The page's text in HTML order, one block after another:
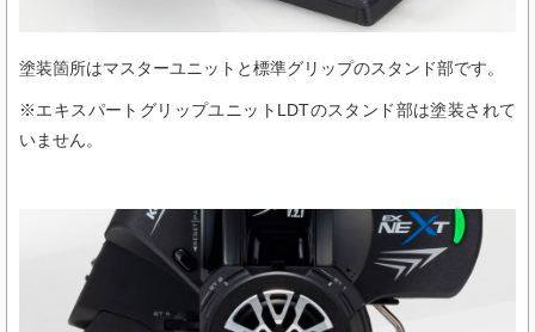
塗装箇所はマスターユニットと標準グリップのスタンド部です。
※エキスパートグリップユニットLDTのスタンド部は塗装されて
いません。